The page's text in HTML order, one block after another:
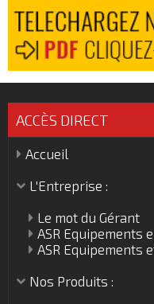
ACCÈS DIRECT
Accueil
L'Entreprise :
Le mot du Gérant
ASR Equipements
ASR Equipements
Nos Produits :